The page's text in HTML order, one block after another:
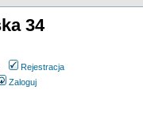
34
Rejestracja
Zaloguj